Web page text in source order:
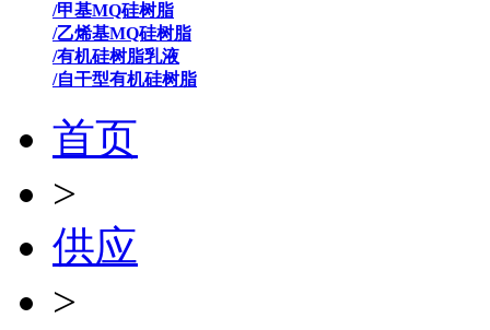
/甲基MQ硅树脂
/乙烯基MQ硅树脂
/有机硅树脂乳液
/自干型有机硅树脂
首页
>
供应
>